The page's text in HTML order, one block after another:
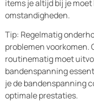
items je altijd bij je
omstandigheden.
Tip: Regelmatig
problemen voorkomen.
routinematig moet
bandenspanning
je de bandenspanning
optimale prestaties.